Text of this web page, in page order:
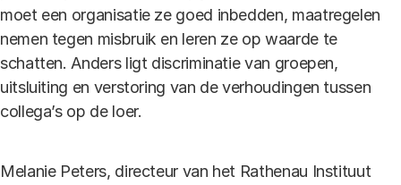
moet een organisatie ze goed inbedden, maatregelen
nemen tegen misbruik en leren ze op waarde te
schatten. Anders ligt discriminatie van groepen,
uitsluiting en verstoring van de verhoudingen tussen
collega’s op de loer.
Melanie Peters, directeur van het Rathenau Instituut